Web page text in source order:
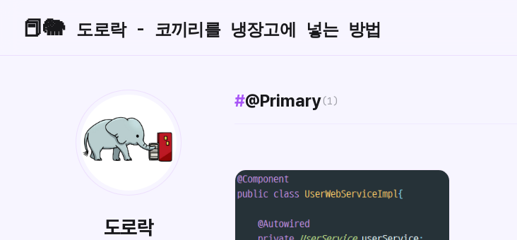
📕🐘 도로락 - 코끼리를 냉장고에 넣는 방법
도로락
#@Primary(1)